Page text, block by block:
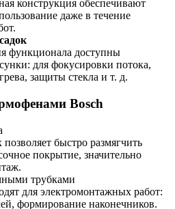
конструкция обеспечивают
даже в течение
функционала доступны
для фокусировки потока,
защиты стекла и т. д.
Bosch
позволяет быстро размягчить
покрытие, значительно
трубками
для электромонтажных работ:
формирование наконечников.